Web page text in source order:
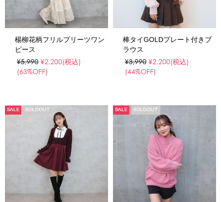
楊柳花柄フリルプリーツワン
ピース
¥5,990 ¥2,200(税込)
(63%OFF)
棒タイGOLDプレート付きブ
ラウス
¥3,990 ¥2,200(税込)
(44%OFF)
SALE SOLDOUT SALE SOLDOUT